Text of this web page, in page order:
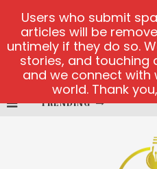
TRENDING Book of
Users who submit
articles will be
untimely if they do so.
stories, and touching
and we connect with
world. Thank